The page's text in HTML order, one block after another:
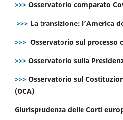
>>> Osservatorio comparato
>>> La transizione: l’America
>>> Osservatorio sul processo
>>> Osservatorio sulla
>>> Osservatorio sul
(OCA)
Giurisprudenza delle Corti